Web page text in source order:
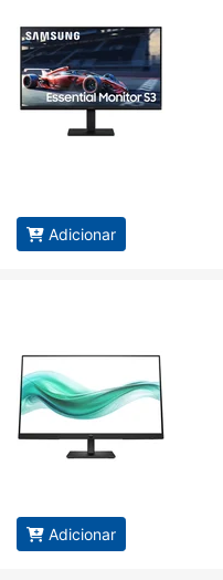
Adicionar
Adicionar